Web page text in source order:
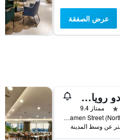
عرض الصفقة
ليوناردو رويال ريزورت إيلات
ممتاز 9.4
Kamen Street (North Shore), ايلات, HaDarom (Southern), اسرائيل